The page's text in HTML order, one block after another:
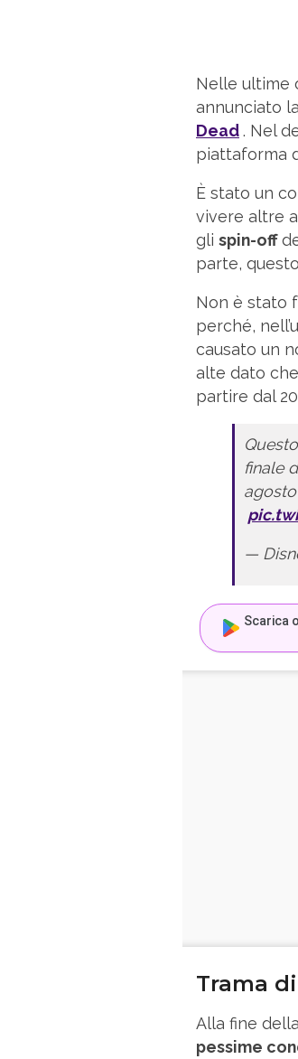
Nelle ultime
annunciato
Dead. Nel
piattaforma
È stato un
vivere altre
gli spin-off
parte,
Non è stato
perché,
causato un
alte dato
partire dal
finale
—
Scarica
Trama
Alla fine
pessime